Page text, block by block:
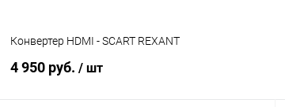
Конвертер HDMI - SCART REXANT
4 950 руб. / шт